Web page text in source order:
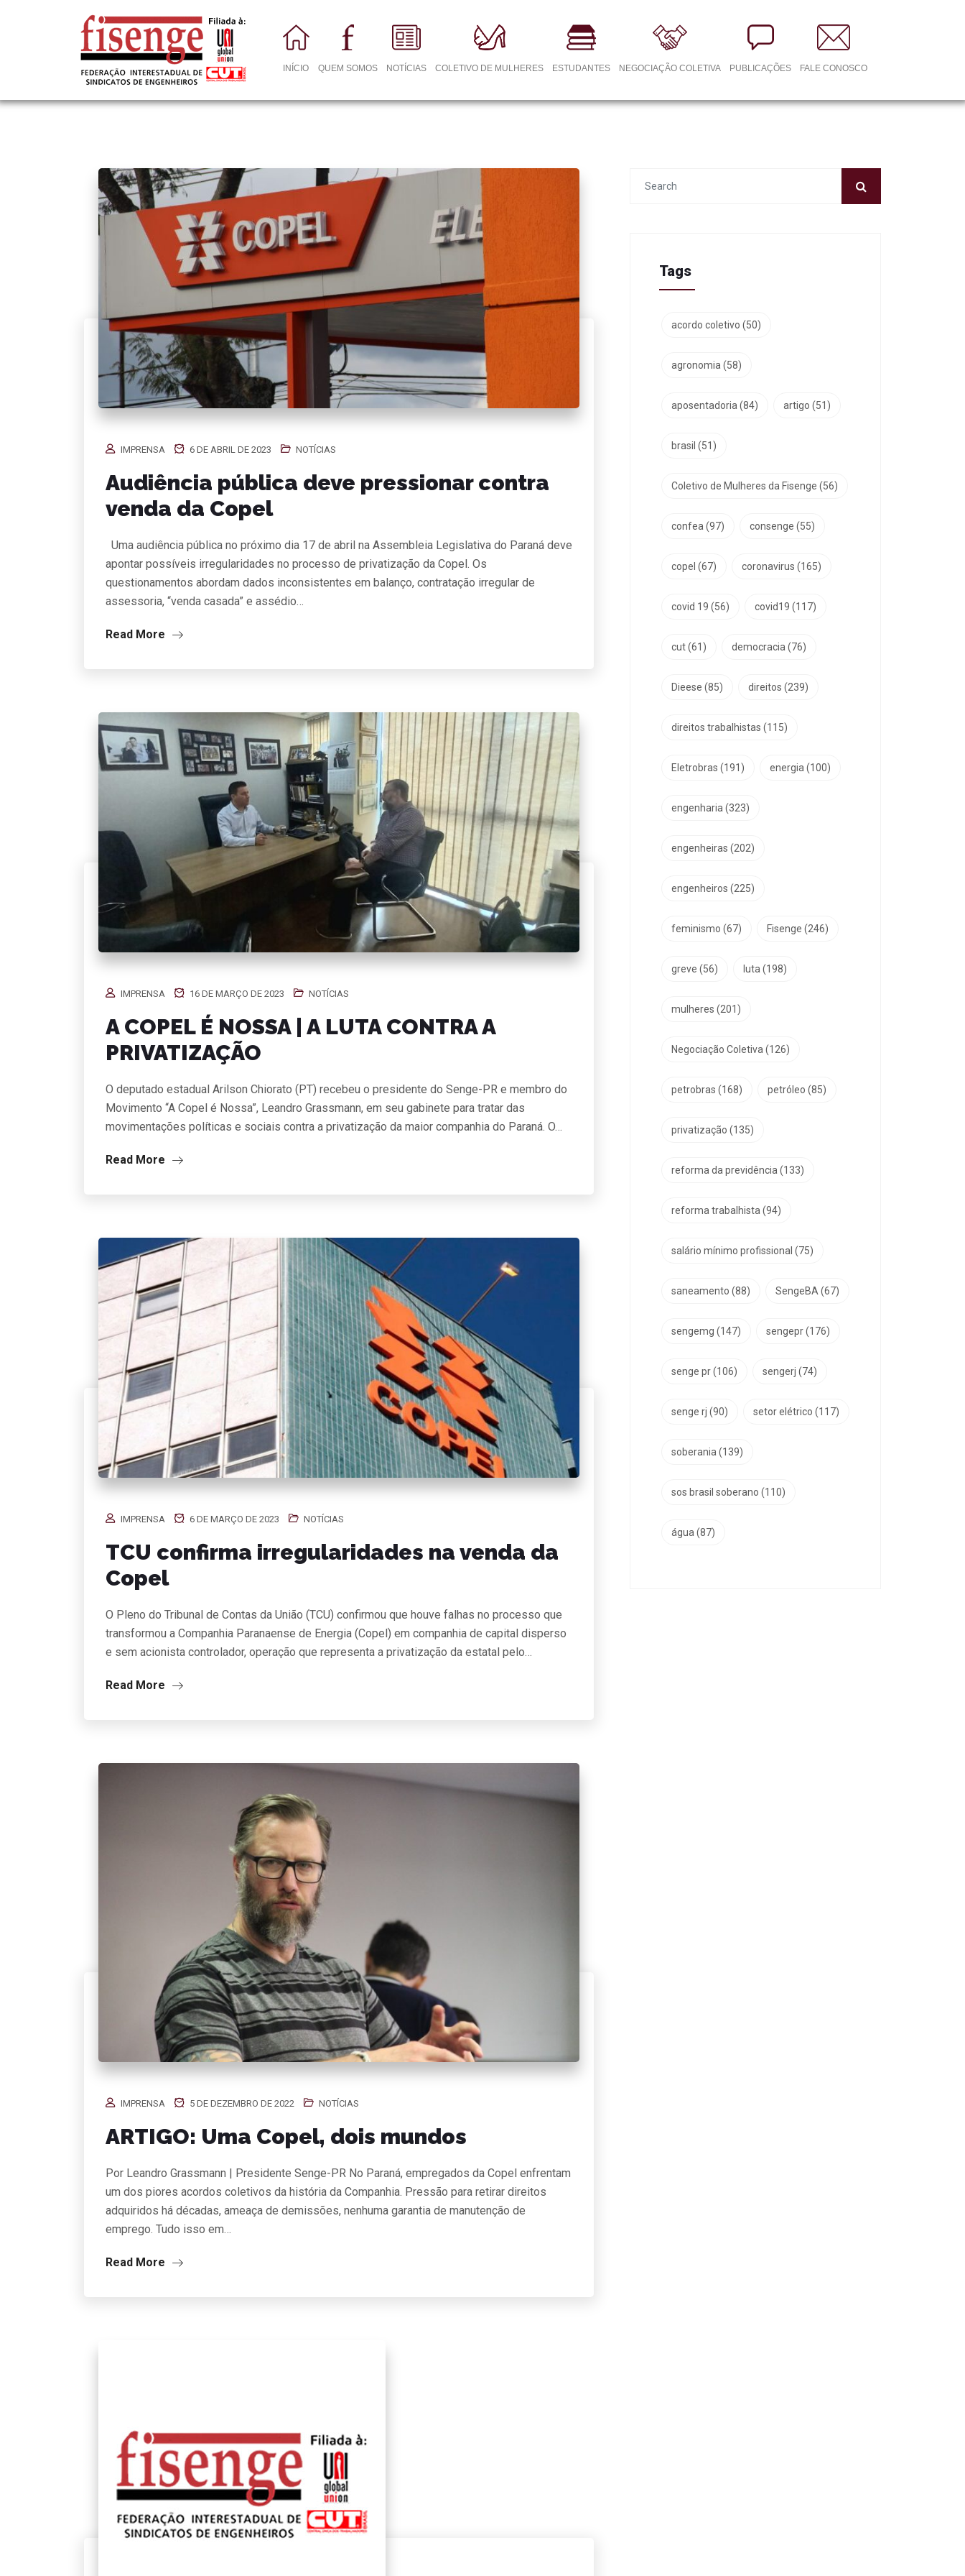
INÍCIO QUEM SOMOS NOTÍCIAS COLETIVO DE MULHERES ESTUDANTES NEGOCIAÇÃO COLETIVA PUBLICAÇÕES FALE CONOSCO
IMPRENSA 6 DE ABRIL DE 2023 NOTÍCIAS
Audiência pública deve pressionar contra
venda da Copel
Uma audiência pública no próximo dia 17 de abril na Assembleia Legislativa do Paraná deve
apontar possíveis irregularidades no processo de privatização da Copel. Os
questionamentos abordam dados inconsistentes em balanço, contratação irregular de
assessoria, “venda casada” e assédio…
Read More
IMPRENSA 16 DE MARÇO DE 2023 NOTÍCIAS
A COPEL É NOSSA | A LUTA CONTRA A
PRIVATIZAÇÃO
O deputado estadual Arilson Chiorato (PT) recebeu o presidente do Senge-PR e membro do
Movimento “A Copel é Nossa”, Leandro Grassmann, em seu gabinete para tratar das
movimentações políticas e sociais contra a privatização da maior companhia do Paraná. O…
Read More
IMPRENSA 6 DE MARÇO DE 2023 NOTÍCIAS
TCU confirma irregularidades na venda da
Copel
O Pleno do Tribunal de Contas da União (TCU) confirmou que houve falhas no processo que
transformou a Companhia Paranaense de Energia (Copel) em companhia de capital disperso
e sem acionista controlador, operação que representa a privatização da estatal pelo…
Read More
IMPRENSA 5 DE DEZEMBRO DE 2022 NOTÍCIAS
ARTIGO: Uma Copel, dois mundos
Por Leandro Grassmann | Presidente Senge-PR No Paraná, empregados da Copel enfrentam
um dos piores acordos coletivos da história da Companhia. Pressão para retirar direitos
adquiridos há décadas, ameaça de demissões, nenhuma garantia de manutenção de
emprego. Tudo isso em…
Read More
Tags
acordo coletivo (50)
agronomia (58)
aposentadoria (84) artigo (51)
brasil (51)
Coletivo de Mulheres da Fisenge (56)
confea (97) consenge (55)
copel (67) coronavirus (165)
covid 19 (56) covid19 (117)
cut(61) democracia (76)
Dieese (85) direitos (239)
direitos trabalhistas (115)
Eletrobras (191) energia (100)
engenharia (323)
engenheiras (202)
engenheiros (225)
feminismo (67) Fisenge (246)
greve (56) luta (198)
mulheres (201)
Negociação Coletiva (126)
petrobras (168) petróleo (85)
privatização (135)
reforma da previdência (133)
reforma trabalhista (94)
salário mínimo profissional (75)
saneamento (88) SengeBA (67)
sengemg (147) sengepr(176)
senge pr(106) sengerj (74)
senge rj (90) setor elétrico (117)
soberania (139)
sos brasil soberano (110)
água (87)